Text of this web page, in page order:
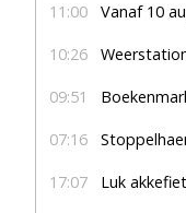
11:00 Vanaf 10 augustus,
10:26 Weerstation
09:51 Boekenmarkt
07:16
17:07 Luk